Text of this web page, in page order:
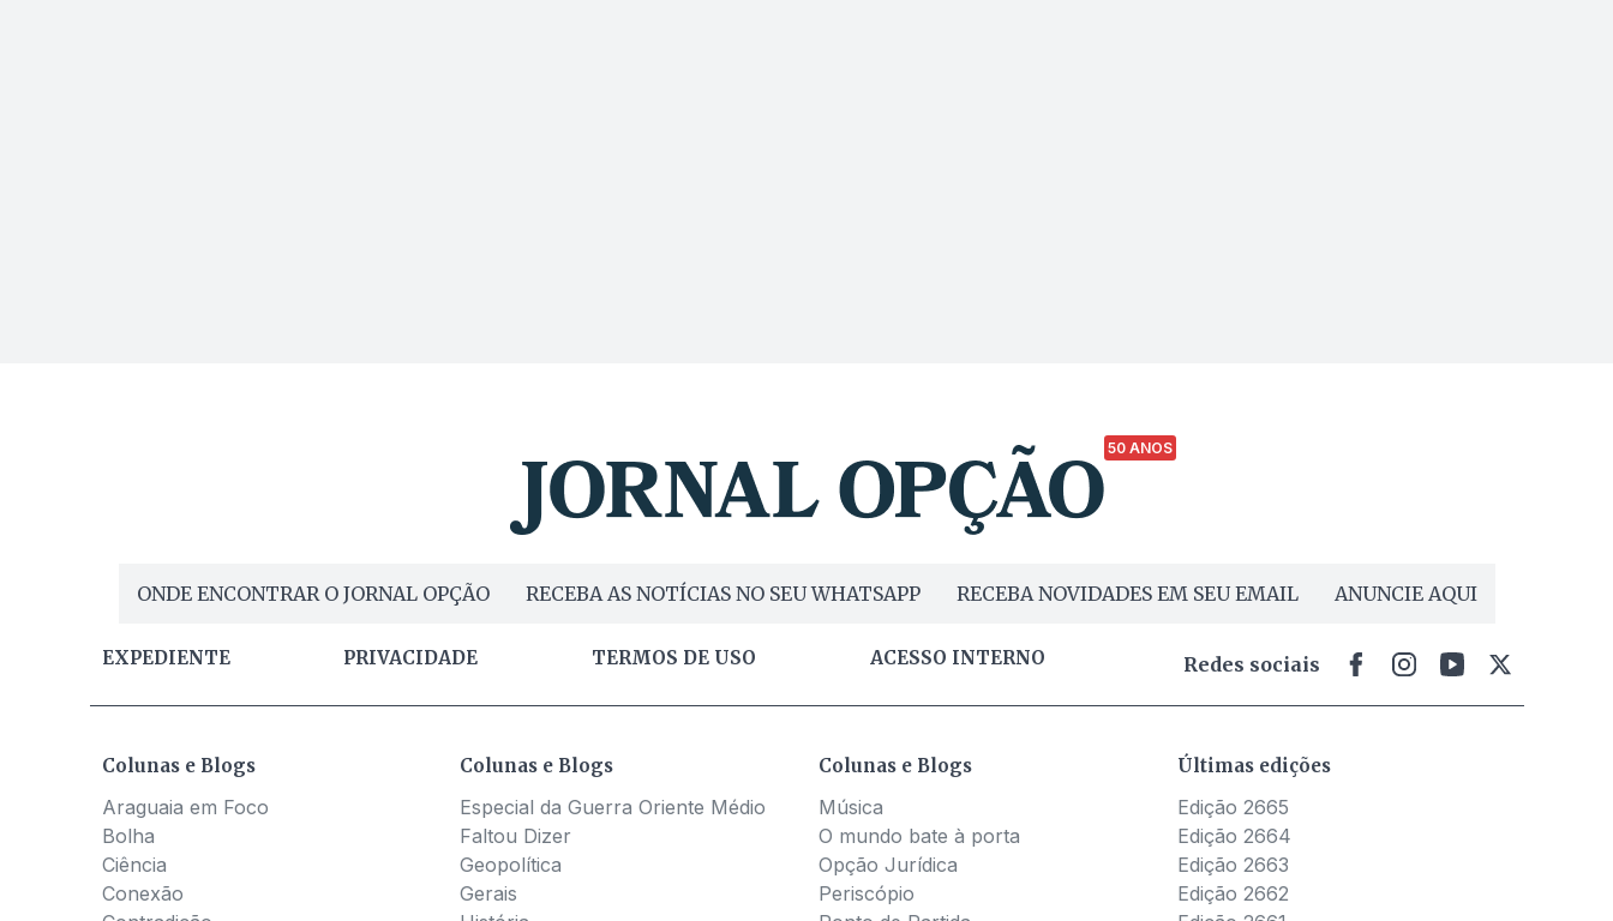
50 ANOS
ONDE ENCONTRAR O JORNAL OPÇÃO RECEBA AS NOTÍCIAS NO SEU WHATSAPP RECEBA NOVIDADES EM SEU EMAIL ANUNCIE AQUI
EXPEDIENTE PRIVACIDADE TERMOS DE USO ACESSO INTERNO Redes sociais
Colunas e Blogs
Araguaia em Foco
Bolha
Ciência
Conexão
Colunas e Blogs
Especial da Guerra Oriente Médio
Faltou Dizer
Geopolítica
Gerais
Colunas e Blogs
Música
O mundo bate à porta
Opção Jurídica
Periscópio
Últimas edições
Edição 2665
Edição 2664
Edição 2663
Edição 2662